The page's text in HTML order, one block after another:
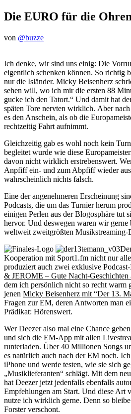
Die EURO für die Ohren
von @buzze
Ich denke, wir sind uns einig: Die
eigentlich schenken können. So richtig
nur die Isländer. Micky Beisenherz
sehen will, wo ich mir die ersten 88
gucke ich den Tatort.“ Und damit hat
späten Tore nervten wirklich. Aber
es den Anschein, als ob die
rechtzeitig Fahrt aufnimmt.
Gleichzeitig gab es wohl noch kein
begleitet wurde wie diese
davon nicht wirklich erstrebenswert.
Anpfiff ein- und zum Abpfiff wieder
wahrscheinlich nichts falsch.
Eine der angenehmeren Erscheinung
Podcasts, die um das Turnier herum
einigen Perlen aus der Blogosphäre tut
hervor. Und deswegen waren wir
weltweit zweitgrößten Musikstreaming-
Kooperation mit Sport1.fm nicht nur
produziert auch zwei exklusive
& JEROME – Gute Nacht-Geschichten
dem ich persönlich nicht so recht warm
jenen Micky Beisenherz mit “Der 13.
Fragen zur EM, deren Antworten man
Prädikat: Hörenswert.
Wer Deezer also mal eine Chance
und sich die EM-App mit allen
runterladen. Über 40 Millionen Songs
es natürlich auch nach der EM noch.
iPhone und werde testen, wie sie sich
„Musiklieferanten“ schlägt. Mit dem
hat Deezer jetzt jedenfalls ebenfalls
Empfehlungen am Start. Und diese Art
nutze ich wirklich gerne. Denn so
Forster verschont.